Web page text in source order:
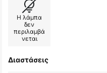
Η λάμπα
δεν
περιλαμβά
νεται
Διαστάσεις